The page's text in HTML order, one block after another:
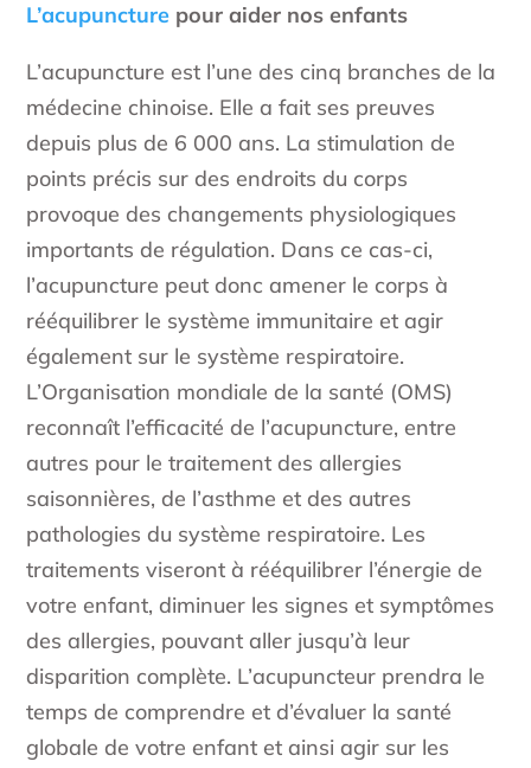
L’acupuncture pour aider nos enfants
L’acupuncture est l’une des cinq branches de la
médecine chinoise. Elle a fait ses preuves
depuis plus de 6 000 ans. La stimulation de
points précis sur des endroits du corps
provoque des changements physiologiques
importants de régulation. Dans ce cas-ci,
l’acupuncture peut donc amener le corps à
rééquilibrer le système immunitaire et agir
également sur le système respiratoire.
L’Organisation mondiale de la santé (OMS)
reconnaît l’efficacité de l’acupuncture, entre
autres pour le traitement des allergies
saisonnières, de l’asthme et des autres
pathologies du système respiratoire. Les
traitements viseront à rééquilibrer l’énergie de
votre enfant, diminuer les signes et symptômes
des allergies, pouvant aller jusqu’à leur
disparition complète. L’acupuncteur prendra le
temps de comprendre et d’évaluer la santé
globale de votre enfant et ainsi agir sur les